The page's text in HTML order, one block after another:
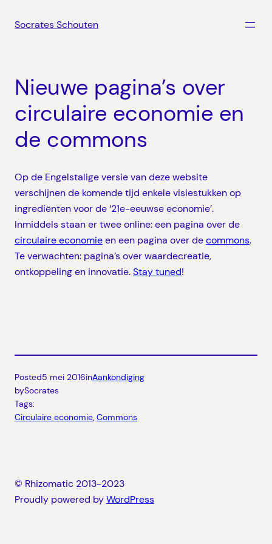
naarSocrates Schouten
Nieuwe pagina’s over
circulaire economie en
de commons
Op de Engelstalige versie van deze website
verschijnen de komende tijd enkele visiestukken op
ingrediënten voor de ‘21e-eeuwse economie’.
Inmiddels staan er twee online: een pagina over de
circulaire economieen een pagina over decommons.
Te verwachten: pagina’s over waardecreatie,
ontkoppeling en innovatie.Stay tuned!
Posted5 mei 2016inAankondiging
bySocrates
Tags:
Circulaire economie, Commons
© Rhizomatic 2013-2023
Proudly powered byWordPress